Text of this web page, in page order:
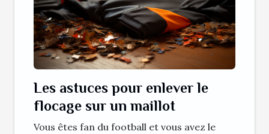
Les astuces pour enlever le
flocage sur un maillot
Vous êtes fan du football et vous avez le